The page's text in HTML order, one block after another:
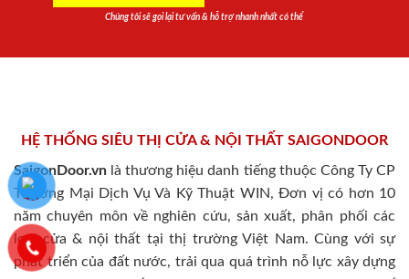
Chúng tôi sẽ gọi lại tư vấn & hỗ trợ nhanh nhất có thể
HỆ THỐNG SIÊU THỊ CỬA & NỘI THẤT SAIGONDOOR
SaigonDoor.vn là thương hiệu danh tiếng thuộc Công Ty CP
Thương Mại Dịch Vụ Và Kỹ Thuật WIN, Đơn vị có hơn 10
năm chuyên môn về nghiên cứu, sản xuất, phân phối các
loại cửa & nội thất tại thị trường Việt Nam. Cùng với sự
phát triển của đất nước, trải qua quá trình nỗ lực xây dựng